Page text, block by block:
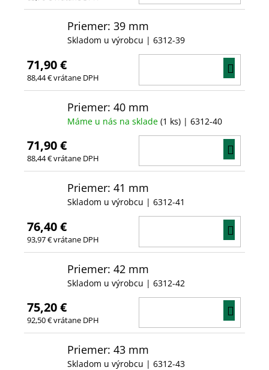
Priemer: 39 mm
Skladom u výrobcu | 6312-39
71,90 €
88,44 € vrátane DPH
Priemer: 40 mm
Máme u nás na sklade (1 ks) | 6312-40
71,90 €
88,44 € vrátane DPH
Priemer: 41 mm
Skladom u výrobcu | 6312-41
76,40 €
93,97 € vrátane DPH
Priemer: 42 mm
Skladom u výrobcu | 6312-42
75,20 €
92,50 € vrátane DPH
Priemer: 43 mm
Skladom u výrobcu | 6312-43